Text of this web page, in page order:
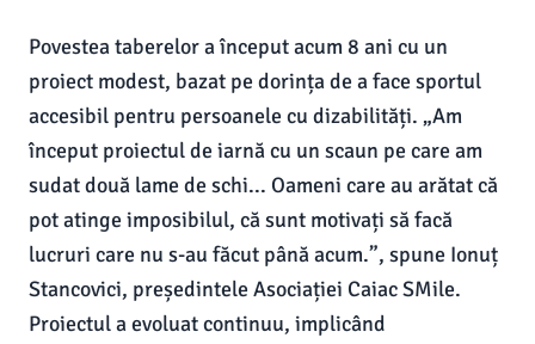
Povestea taberelor a început acum 8 ani cu un
proiect modest, bazat pe dorința de a face sportul
accesibil pentru persoanele cu dizabilități. „Am
început proiectul de iarnă cu un scaun pe care am
sudat două lame de schi... Oameni care au arătat că
pot atinge imposibilul, că sunt motivați să facă
lucruri care nu s-au făcut până acum.”, spune Ionuț
Stancovici, președintele Asociației Caiac SMile.
Proiectul a evoluat continuu, implicând